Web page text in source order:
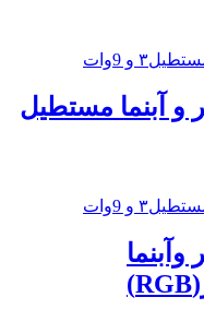
و آبنما مستطیل